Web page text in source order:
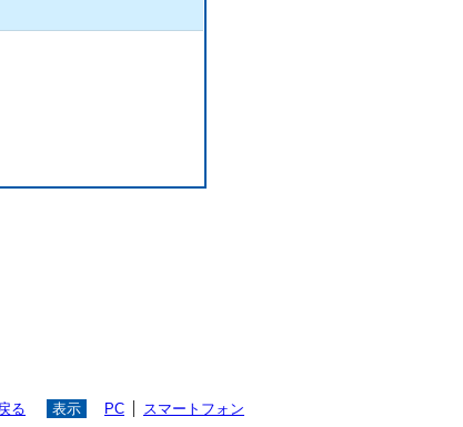
る 表示 PC スマートフォン